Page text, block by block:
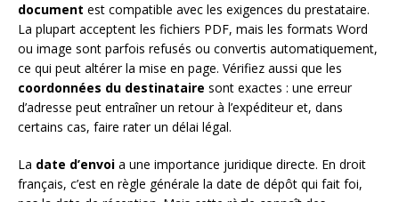
document est compatible avec les exigences du prestataire.
La plupart acceptent les fichiers PDF, mais les formats Word
ou image sont parfois refusés ou convertis automatiquement,
ce qui peut altérer la mise en page. Vérifiez aussi que les
coordonnées du destinataire sont exactes : une erreur
d’adresse peut entraîner un retour à l’expéditeur et, dans
certains cas, faire rater un délai légal.
La date d’envoi a une importance juridique directe. En droit
français, c’est en règle générale la date de dépôt qui fait foi,